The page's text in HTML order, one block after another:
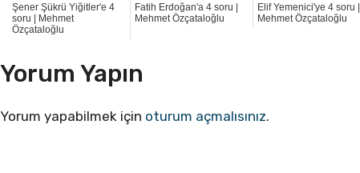
Şener Şükrü Yiğitler'e 4
soru | Mehmet
Özçataloğlu
Fatih Erdoğan'a 4 soru |
Mehmet Özçataloğlu
Elif Yemenici'ye 4 soru |
Mehmet Özçataloğlu
Yorum Yapın
Yorum yapabilmek için oturum açmalısınız.